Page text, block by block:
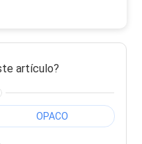
artículo?
OPACO